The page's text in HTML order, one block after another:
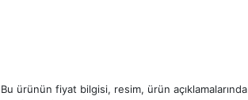
Bu ürünün fiyat bilgisi, resim, ürün